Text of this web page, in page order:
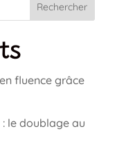
Rechercher
fluence grâce
le doublage au